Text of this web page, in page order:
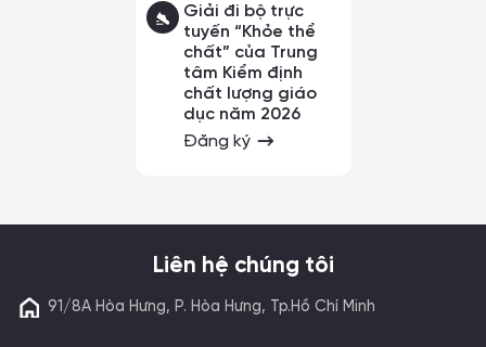
Giải đi bộ trực
tuyến “Khỏe thể
chất” của Trung
tâm Kiểm định
chất lượng giáo
dục năm 2026
Đăng ký
Liên hệ chúng tôi
91/8A Hòa Hưng, P. Hòa Hưng, Tp.Hồ Chí Minh